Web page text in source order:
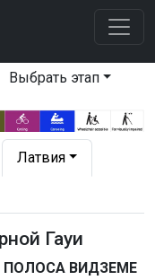
Выбрать этап
Латвия
Гауи
ПОЛОСА ВИДЗЕМЕ